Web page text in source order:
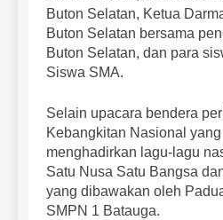
Buton Selatan, Ketua
Buton Selatan bersama
Buton Selatan, dan para
Siswa SMA.
Selain upacara bendera
Kebangkitan Nasional
menghadirkan lagu-lagu
Satu Nusa Satu Bangsa
yang dibawakan oleh
SMPN 1 Batauga.